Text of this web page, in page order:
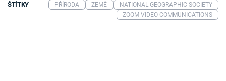
ŠTÍTKY PŘÍRODA ZEMĚ
NATIONAL GEOGRAPHIC SOCIETY
ZOOM VIDEO COMMUNICATIONS